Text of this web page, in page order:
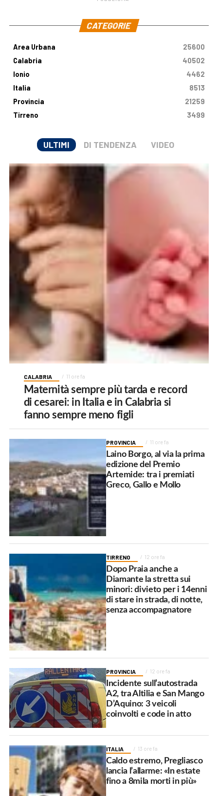
CATEGORIE
Area Urbana
25600
Calabria
40502
Ionio
4462
Italia
8513
Provincia
21259
Tirreno
3499
ULTIMI DI TENDENZA VIDEO
CALABRIA 11 ore fa
Maternità sempre più tarda e record
di cesarei: in Italia e in Calabria si
fanno sempre meno figli
PROVINCIA 11 ore fa
Laino Borgo, al via la prima
edizione del Premio
Artemide: tra i premiati
Greco, Gallo e Mollo
TIRRENO 12 ore fa
Dopo Praia anche a
Diamante la stretta sui
minori: divieto per i 14enni
di stare in strada, di notte,
senza accompagnatore
PROVINCIA 12 ore fa
Incidente sull’autostrada
A2, tra Altilia e San Mango
D’Aquino: 3 veicoli
coinvolti e code in atto
ITALIA 13 ore fa
Caldo estremo, Pregliasco
lancia l’allarme: «In estate
fino a 8mila morti in più»